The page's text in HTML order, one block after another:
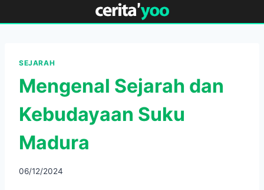
to
SEJARAH
Mengenal Sejarah dan
Kebudayaan Suku
Madura
06/12/2024